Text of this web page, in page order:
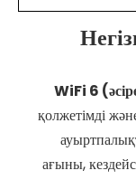
4.
WiFi 6
қолжетімді
ағыны,